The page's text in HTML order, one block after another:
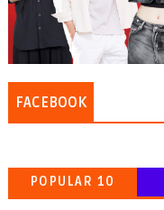
FACEBOOK
POPULAR 10